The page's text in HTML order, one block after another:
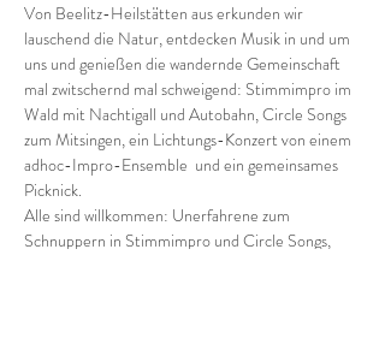
Von Beelitz-Heilstätten aus erkunden wir
lauschend die Natur, entdecken Musik in und um
uns und genießen die wandernde Gemeinschaft
mal zwitschernd mal schweigend: Stimmimpro im
Wald mit Nachtigall und Autobahn, Circle Songs
zum Mitsingen, ein Lichtungs-Konzert von einem
adhoc-Impro-Ensemble  und ein gemeinsames
Picknick.
Alle sind willkommen: Unerfahrene zum
Schnuppern in Stimmimpro und Circle Songs,